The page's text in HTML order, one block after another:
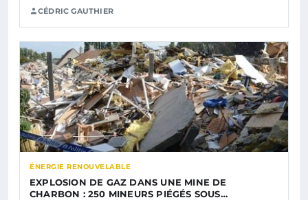
CÉDRIC GAUTHIER
ÉNERGIE RENOUVELABLE
EXPLOSION DE GAZ DANS UNE MINE DE
CHARBON : 250 MINEURS PIÉGÉS SOUS…